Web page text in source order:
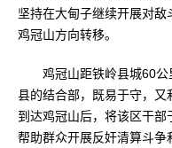
坚持在大甸子继续开展对
鸡冠山方向转移。
鸡冠山距铁岭县城60公
县的结合部，既易于守，又
到达鸡冠山后，将该区干
帮助群众开展反奸清算斗